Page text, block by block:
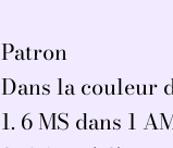
Patron
Dans la couleur
1. 6 MS dans 1